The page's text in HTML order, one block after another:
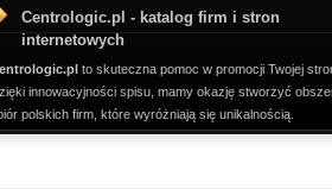
Centrologic.pl - katalog firm i stron
internetowych
to skuteczna pomoc w promocji Twojej
innowacyjności spisu, mamy okazję stworzyć
polskich firm, które wyróżniają się unikalnością.